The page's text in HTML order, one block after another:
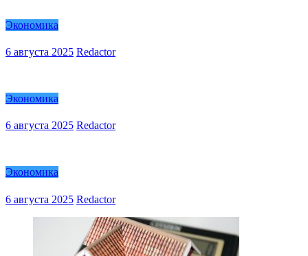
Экономика
6 августа 2025 Redactor
Экономика
6 августа 2025 Redactor
Экономика
6 августа 2025 Redactor